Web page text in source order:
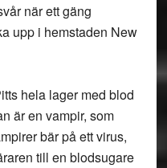
när ett gäng
upp i hemstaden New
hela lager med blod
är en vampir, som
bär på ett virus,
till en blodsugare